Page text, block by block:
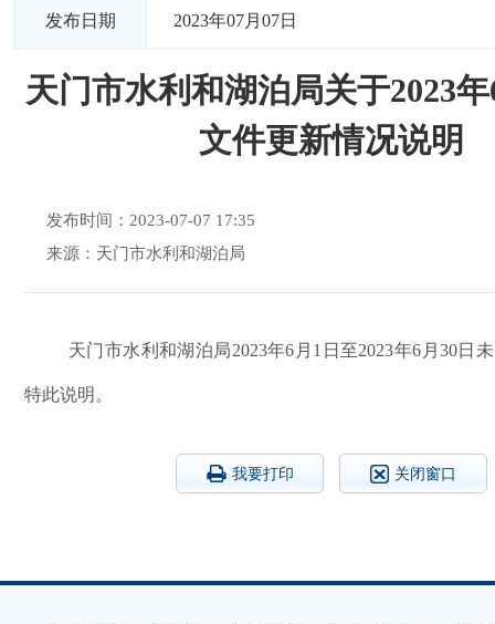
发布日期 2023年07月07日
天门市水利和湖泊局关于2023
文件更新情况说明
发布时间：2023-07-07 17:35
来源：天门市水利和湖泊局
天门市水利和湖泊局2023年6月1日至2023年6月30日
特此说明。
我要打印 关闭窗口